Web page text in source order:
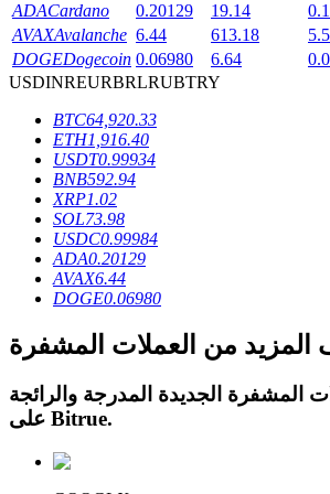
القروض
الاقتراض المدعومة بالعملات المشفرة
ADACardano 0.20129 19.14
AVAXAvalanche 6.44 613.18
DOGEDogecoin 0.06980 6.64
USDINREURBRLRUBTRY
BTC64,920.33
ETH1,916.40
USDT0.99934
BNB592.94
XRP1.02
SOL73.98
USDC0.99984
ADA0.20129
AVAX6.44
DOGE0.06980
المزيد من العملات المشفرة
المشفرة الجديدة المدرجة والرائجة
Bitrue.